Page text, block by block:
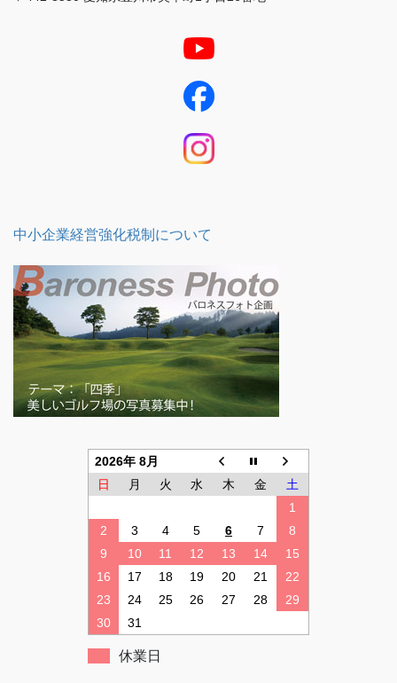
中小企業経営強化税制について
2026年 8月
日
月 火 水 木 金
土
1
2
3 4 5 6 7
8
9
10 11 12 13 14
15
16
17 18 19 20 21
22
23
24 25 26 27 28
29
30
31
休業日